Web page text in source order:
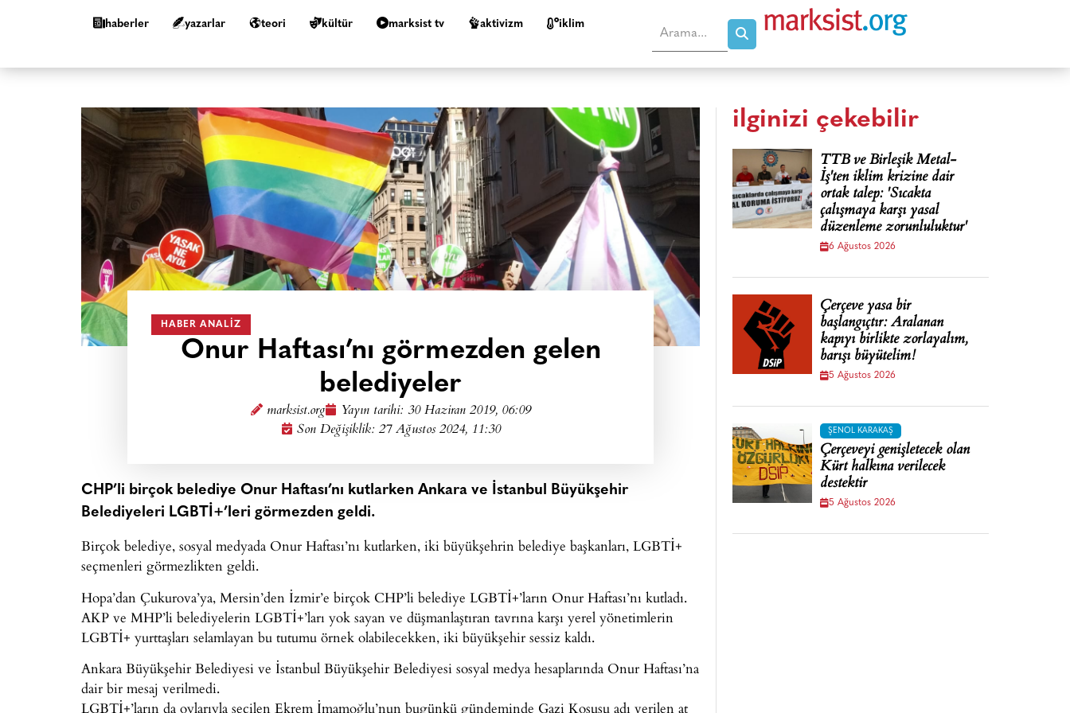
haberler yazarlar teori kültür marksist tv aktivizm i̇klim
HABER ANALIZ
Onur Haftası’nı görmezden gelen
belediyeler
marksist.org Yayın tarihi: 30 Haziran 2019, 06:09
Son Değişiklik: 27 Ağustos 2024, 11:30
CHP’li birçok belediye Onur Haftası’nı kutlarken Ankara ve İstanbul Büyükşehir
Belediyeleri LGBTİ+’leri görmezden geldi.
Birçok belediye, sosyal medyada Onur Haftası’nı kutlarken, iki büyükşehrin belediye başkanları, LGBTİ+
seçmenleri görmezlikten geldi.
Hopa’dan Çukurova’ya, Mersin’den İzmir’e birçok CHP’li belediye LGBTİ+’ların Onur Haftası’nı kutladı.
AKP ve MHP’li belediyelerin LGBTİ+’ları yok sayan ve düşmanlaştıran tavrına karşı yerel yönetimlerin
LGBTİ+ yurttaşları selamlayan bu tutumu örnek olabilecekken, iki büyükşehir sessiz kaldı.
Ankara Büyükşehir Belediyesi ve İstanbul Büyükşehir Belediyesi sosyal medya hesaplarında Onur Haftası’na
dair bir mesaj verilmedi.
LGBTİ+’ların da oylarıyla seçilen Ekrem İmamoğlu’nun bugünkü gündeminde Gazi Koşusu adı verilen at
ilginizi çekebilir
TTB ve Birleşik Metal-
İş'ten iklim krizine dair
ortak talep: 'Sıcakta
çalışmaya karşı yasal
düzenleme zorunluluktur'
6 Ağustos 2026
Çerçeve yasa bir
başlangıçtır: Aralanan
kapıyı birlikte zorlayalım,
barışı büyütelim!
5 Ağustos 2026
ŞENOL KARAKAŞ
Çerçeveyi genişletecek olan
Kürt halkına verilecek
destektir
5 Ağustos 2026